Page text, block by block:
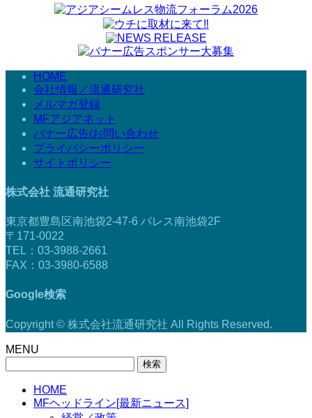
HOME
会社情報／流通研究社
メルマガ登録
MFアジアネット
バナー広告/お問い合わせ
プライバシーポリシー
サイトポリシー
株式会社 流通研究社
東京都豊島区南池袋2-47-6 パレス南池袋2F
〒171-0022
TEL：03-3988-2661
FAX：03-3980-6588
Google検索
Copyright © 株式会社流通研究社 All Rights Reserved.
MENU
HOME
MFヘッドライン[最新ニュース]